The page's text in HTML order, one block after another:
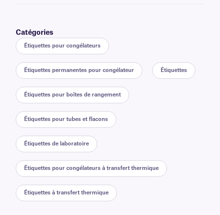
Catégories
Étiquettes pour congélateurs
Étiquettes permanentes pour congélateur Étiquettes
Étiquettes pour boîtes de rangement
Étiquettes pour tubes et flacons
Étiquettes de laboratoire
Étiquettes pour congélateurs à transfert thermique
Étiquettes à transfert thermique